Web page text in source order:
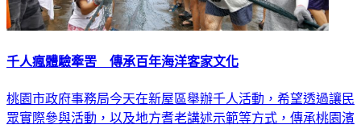
千人瘋體驗牽罟 傳承百年海洋客家文化
桃園市政府事務局今天在新屋區舉辦千人活動，希望透過讓民
眾實際參與活動，以及地方耆老講述示範等方式，傳承桃園濱